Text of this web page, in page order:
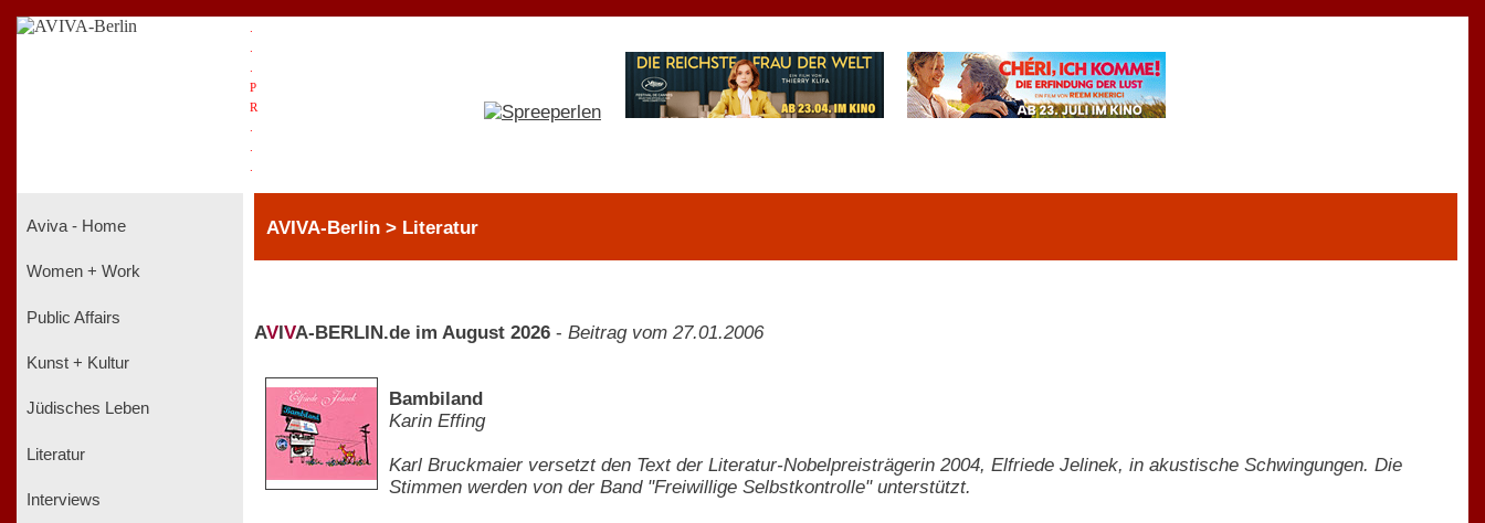
P
R
Aviva - Home
Women + Work
Public Affairs
Kunst + Kultur
Jüdisches Leben
Literatur
Interviews
AVIVA-Berlin > Literatur
AV VA-BERLIN.de im August 2026 - Beitrag vom 27.01.2006
Bambiland
Karin Effing
Karl Bruckmaier versetzt den Text der Literatur-Nobelpreisträgerin 2004, Elfriede Jelinek, in akustische Schwingungen. Die
Stimmen werden von der Band "Freiwillige Selbstkontrolle" unterstützt.